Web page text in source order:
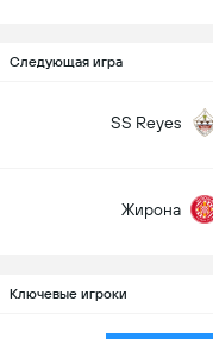
Следующая игра
SS Reyes
Жирона
Ключевые игроки